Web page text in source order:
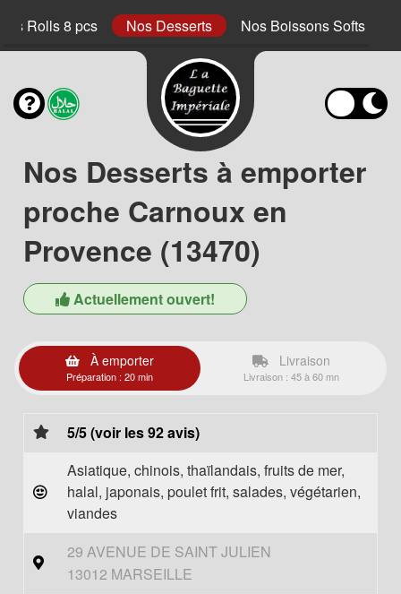
Rolls 8 pcs Nos Desserts Nos Boissons Softs
Nos Desserts à emporter
proche Carnoux en
Provence (13470)
Actuellement ouvert!
À emporter
Préparation : 20 min
Livraison
Livraison : 45 à 60 mn
5/5 (voir les 92 avis)
Asiatique, chinois, thaïlandais, fruits de mer,
halal, japonais, poulet frit, salades, végétarien,
viandes
29 AVENUE DE SAINT JULIEN
13012 MARSEILLE